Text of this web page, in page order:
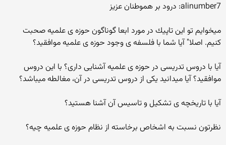
alinumber7: درود بر هموطنان عزیز
میخوایم تو این تاپیك در مورد ابعا گوناگون حوزه ی علمیه صحبت
كنیم. اصلا" آیا شما با فلسفه ی وجود حوزه ی علمیه موافقید؟
آیا با دروس تدریسی در حوزه ی علمیه آشنایی داری؟ با این دروس
موافقید؟ آیا میدانید یكی از دروس تدریسی در آن، مغالطه میباشد؟
آیا با تاریخچه ی تشكیل و تاسیس آن آشنا هستید؟
نظرتون نسبت به اشخاص برخاسته از نظام حوزه ی علمیه چیه؟